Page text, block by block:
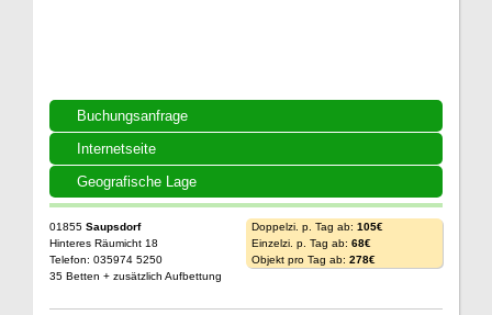
Buchungsanfrage
Internetseite
Geografische Lage
01855 Saupsdorf
Hinteres Räumicht 18
Telefon: 035974 5250
35 Betten + zusätzlich Aufbettung
Doppelzi. p. Tag ab: 105€
Einzelzi. p. Tag ab: 68€
Objekt pro Tag ab: 278€